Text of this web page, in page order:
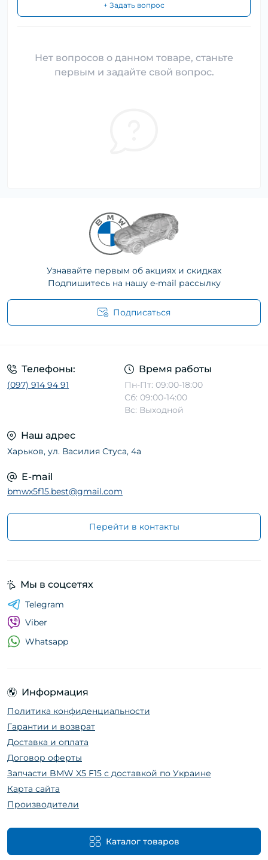
+ Задать вопрос
Нет вопросов о данном товаре, станьте
первым и задайте свой вопрос.
Узнавайте первым об акциях и скидках
Подпишитесь на нашу e-mail рассылку
Подписаться
Телефоны:
(097) 914 94 91
Время работы
Пн-Пт: 09:00-18:00
Сб: 09:00-14:00
Вс: Выходной
Наш адрес
Харьков, ул. Василия Стуса, 4а
E-mail
bmwx5f15.best@gmail.com
Перейти в контакты
Информация
Политика конфиденциальности
Гарантии и возврат
Доставка и оплата
Договор оферты
Запчасти BMW X5 F15 с доставкой по Украине
Карта сайта
Производители
Каталог товаров
Мы в соцсетях
Telegram
Viber
Whatsapp